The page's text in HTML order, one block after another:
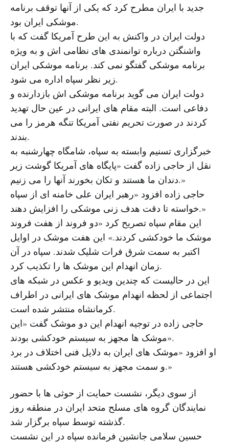
جدید با ایران مطرح کرد که یکی از آنها توقف برنامه
موشکی ایران بود.
دولت ایران در واکنش به این طرح آمریکا گفت که با
واشنگتن درباره توانمندی های نظامی اش و به ویژه
برنامه موشکی گفتگو نمی کند. برنامه موشکی ایران
زیر نظر سپاه اداره می شود.
دولت ایران می گوید برنامه موشکی اش بازدارنده و
دفاعی است. البته مقام های ایرانی در عین حال تهدید
کردند در صورت تحریم نفتی آمریکا تنگه هرمز را می
بندند.
خبرگزاری تسنیم وابسته به سپاه، شامگاه چهارشنبه به
نقل از حاجی زاده گفت «پایگاه های آمریکا گوشت زیر
دندان ما هستند و تکان بخورند آنها را می زنیم.»
حاجی زاده افزود «رهبر ایران علی خامنه ای از سپاه
خواسته تا دقت هدف زنی موشکی را افزایش دهند.»
این مقام سپاه تصریح کرد «دو فروند از هفت فروند
موشک ما خودکشی کردند.» این هفت موشک در اوایل
اکتبر به سمت شرق فرات شلیک شدند. سپاه در آن
زمان انهدام این موشک ها را تکذیب کرد.
این در حالیست که چندین ویدیو و عکس در شبکه های
اجتماعی از لحظه انهدام موشک های ایرانی در اطراف
کرمانشاه منتشر شده است.
حاجی زاده در توجیه انهدام این دو موشک گفت «این
موشک ها مجهز به سیستم خودکشی بودند».
او افزود «موشک های ایران به دلایل فنی اختلاف در برد
و سمت مجهز به سیستم خودکشی هستند.»
از سوی دیگر، نشست حمایت از حوثی ها با حضور
نمایندگان گروه های مسلح متحد ایران در منطقه روز
گذشته توسط سپاه برگزار شد.
حسین سلامی جانشین فرمانده سپاه در این نشست